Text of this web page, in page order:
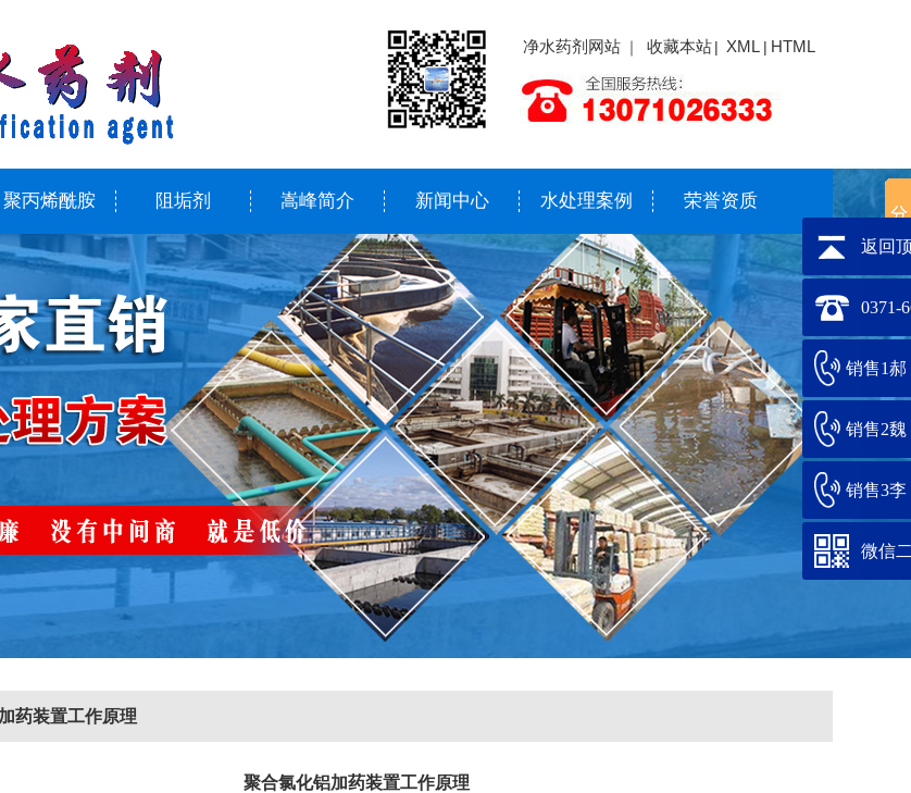
返回
0371-
销售1郝
销售2魏
销售3李
微信
净水药剂网站 ｜ 收藏本站 | XML | HTML
聚丙烯酰胺 阻垢剂 嵩峰简介 新闻中心 水处理案例 荣誉资质
药装置工作原理
聚合氯化铝加药装置工作原理